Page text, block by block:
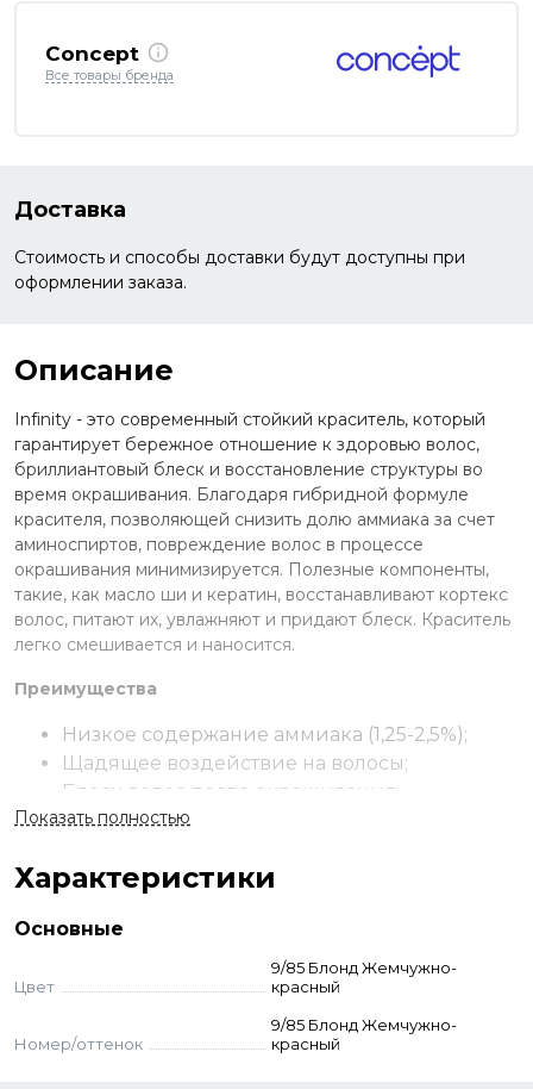
Concept
Все товары бренда
Доставка
Стоимость и способы доставки будут доступны при
оформлении заказа.
Описание
Infinity - это современный стойкий краситель, который
гарантирует бережное отношение к здоровью волос,
бриллиантовый блеск и восстановление структуры во
время окрашивания. Благодаря гибридной формуле
красителя, позволяющей снизить долю аммиака за счет
аминоспиртов, повреждение волос в процессе
окрашивания минимизируется. Полезные компоненты,
такие, как масло ши и кератин, восстанавливают кортекс
волос, питают их, увлажняют и придают блеск. Краситель
легко смешивается и наносится.
Преимущества
Низкое содержание аммиака (1,25-2,5%);
Щадящее воздействие на волосы;
Блеск волос после окрашивания;
Формула красителя выравнивает и
100% покрытие седины.
Применение
Смешайте выбранный краситель с окислителем.
Нанесите на волосы. Распределите по длине. Выдержите
смесь на волосах. Смойте с использованием шампуня.
Меры предосторожности: наносите краситель в
Показать полностью
Характеристики
Основные
Цвет
9/85 Блонд Жемчужно-
красный
Номер/оттенок
9/85 Блонд Жемчужно-
красный